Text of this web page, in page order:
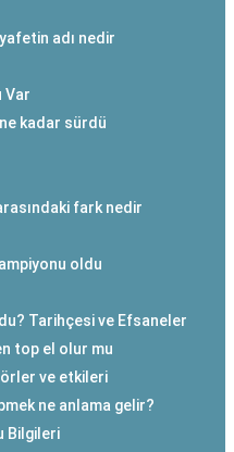
adı nedir
Var
kadar sürdü
fark nedir
oldu
Tarihçesi ve Efsaneler
top el olur mu
ve etkileri
ne anlama gelir?
Bilgileri